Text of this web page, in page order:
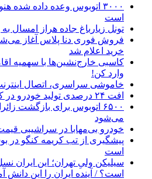
۳۰۰۰ اتوبوس وعده داده
است
تونل زیارباغ جاده هراز امسال
فروش فوری دنا پلاس آغاز
خرید اعلام شد
وارد کن!
خاموشی سراسری، اتصال
افت ۲۴ درصدی تولید خودرو در کشور
۶۵۰۰ اتوبوس برای بازگشت
می‌شود
خودرو بی‌مهابا در سراشیبی
پیشگیری از تب کریمه کنگو در
است
است؟ / آینده ایران را این دانش